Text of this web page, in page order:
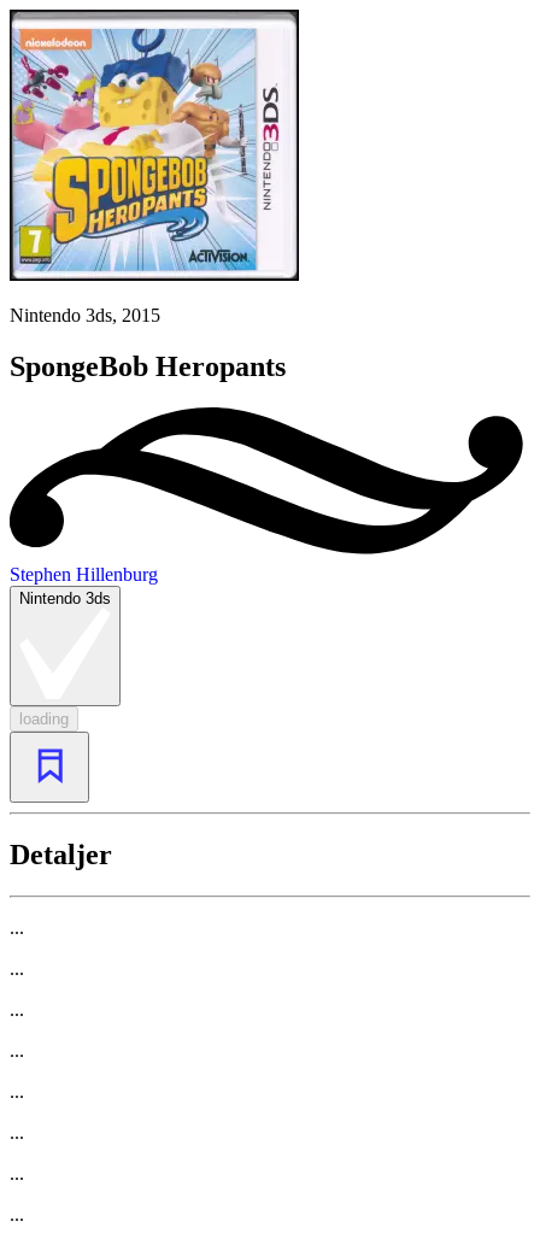
Nintendo 3ds, 2015
SpongeBob Heropants
Stephen Hillenburg
Nintendo 3ds
loading
Detaljer
...
...
...
...
...
...
...
...